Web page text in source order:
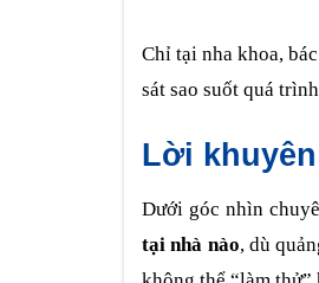
Chỉ tại nha khoa,
sát sao suốt quá
Lời
Dưới góc nhìn
tại nhà nào, dù